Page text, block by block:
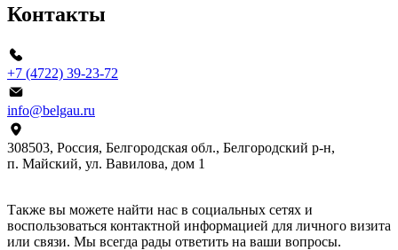
Контакты
+7 (4722) 39-23-72
info@belgau.ru
308503, Россия, Белгородская обл., Белгородский р‑н,
п. Майский, ул. Вавилова, дом 1
Также вы можете найти нас в социальных сетях и
воспользоваться контактной информацией для личного визита
или связи. Мы всегда рады ответить на ваши вопросы.